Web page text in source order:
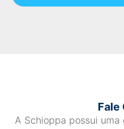
Fale
A Schioppa possui